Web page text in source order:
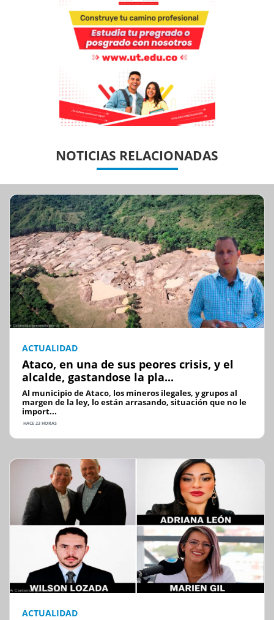
NOTICIAS RELACIONADAS
ACTUALIDAD
Ataco, en una de sus peores crisis, y el
alcalde, gastandose la pla...
Al municipio de Ataco, los mineros ilegales, y grupos al
margen de la ley, lo están arrasando, situación que no le
import...
HACE 23 HORAS
ACTUALIDAD